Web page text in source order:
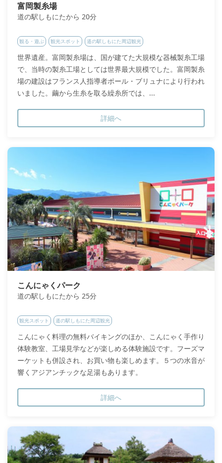
富岡製糸場
道の駅しもにたから 20分
観る・遊ぶ 観光スポット 道の駅しもにた周辺観光
世界遺産。富岡製糸場は、国が建てた大規模な器械製糸工場
で、当時の製糸工場としては世界最大規模でした。富岡製糸
場の建設はフランス人指導者ポール・ブリュナにより行われ
いました。繭から生糸を取る繰糸所では、...
詳細へ
こんにゃくパーク
道の駅しもにたから 25分
観光スポット 道の駅しもにた周辺観光
こんにゃく料理の無料バイキングのほか、こんにゃく手作り
体験教室、工場見学などが楽しめる体験施設です。フーズマ
ーケットも併設され、お買い物も楽しめます。５つの水音が
響くアジアンチックな足湯もあります。
詳細へ